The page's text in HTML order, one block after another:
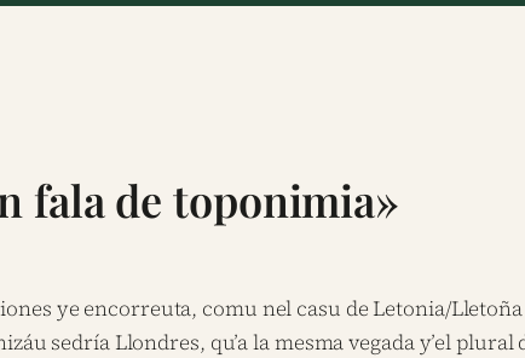
fala de toponimia»
ye encorreuta, comu nel casu de Letonia/
sedría Llondres, qu’a la mesma vegada y’el